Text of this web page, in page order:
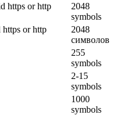
https or http
2048
symbols
or http
2048
символов
255
symbols
2-15
symbols
1000
symbols